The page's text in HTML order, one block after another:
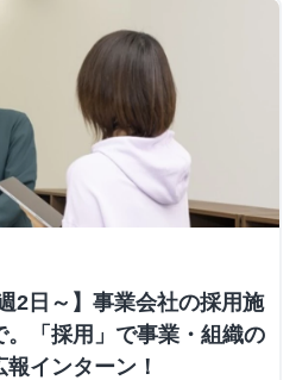
2日～】事業会社の採用施
「採用」で事業・組織の
インターン！